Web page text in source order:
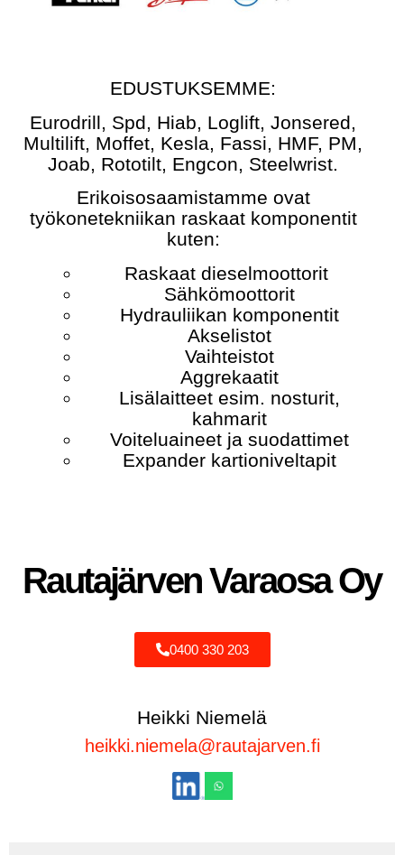
EDUSTUKSEMME:
Eurodrill, Spd, Hiab, Loglift, Jonsered,
Multilift, Moffet, Kesla, Fassi, HMF, PM,
Joab, Rototilt, Engcon, Steelwrist.
Erikoisosaamistamme ovat
työkonetekniikan raskaat komponentit
kuten:
Raskaat dieselmoottorit
Sähkömoottorit
Hydrauliikan komponentit
Akselistot
Vaihteistot
Aggrekaatit
Lisälaitteet esim. nosturit,
kahmarit
Voiteluaineet ja suodattimet
Expander kartioniveltapit
Rautajärven Varaosa Oy
0400 330 203
Heikki Niemelä
heikki.niemela@rautajarven.fi